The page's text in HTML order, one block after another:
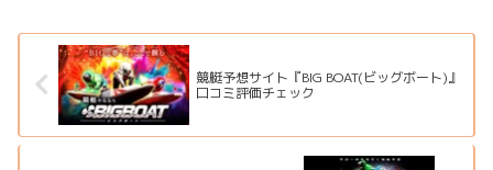
点もまとめました。
競艇予想サイト『BIG BOAT(ビッグボート)』
口コミ評価チェック